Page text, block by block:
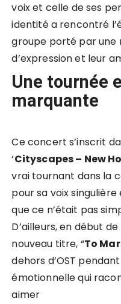
voix et celle de ses
identité a rencontré
groupe porté par une
d’expression et leur
Une tournée
marquante
Ce concert s’inscrit
‘Cityscapes – New
vrai tournant dans la
pour sa voix
que ce n’était pas
D’ailleurs, en début
nouveau titre, “To
dehors d’OST
émotionnelle qui
aimer